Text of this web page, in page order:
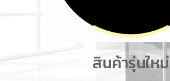
สินค้ารุ่นใหม่